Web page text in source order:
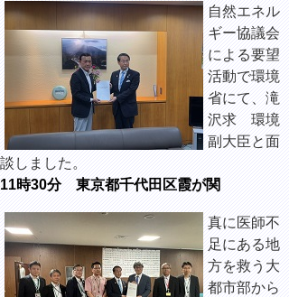
自然エネル
ギー協議会
による要望
活動で環境
省にて、滝
沢求 環境
副大臣と面
談しました。
11時30分 東京都千代田区霞が関
真に医師不
足にある地
方を救う大
都市部から